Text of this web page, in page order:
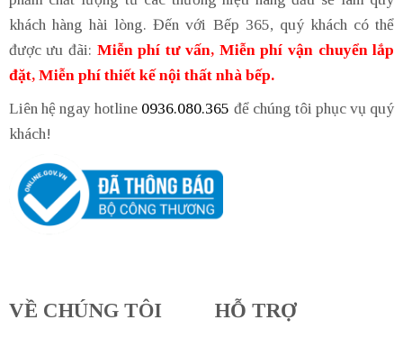
khách hàng hài lòng. Đến với Bếp 365, quý khách có thể
được ưu đãi: Miễn phí tư vấn, Miễn phí vận chuyển lắp
đặt, Miễn phí thiết kế nội thất nhà bếp.
Liên hệ ngay hotline 0936.080.365 để chúng tôi phục vụ quý
khách!
VỀ CHÚNG TÔI HỖ TRỢ